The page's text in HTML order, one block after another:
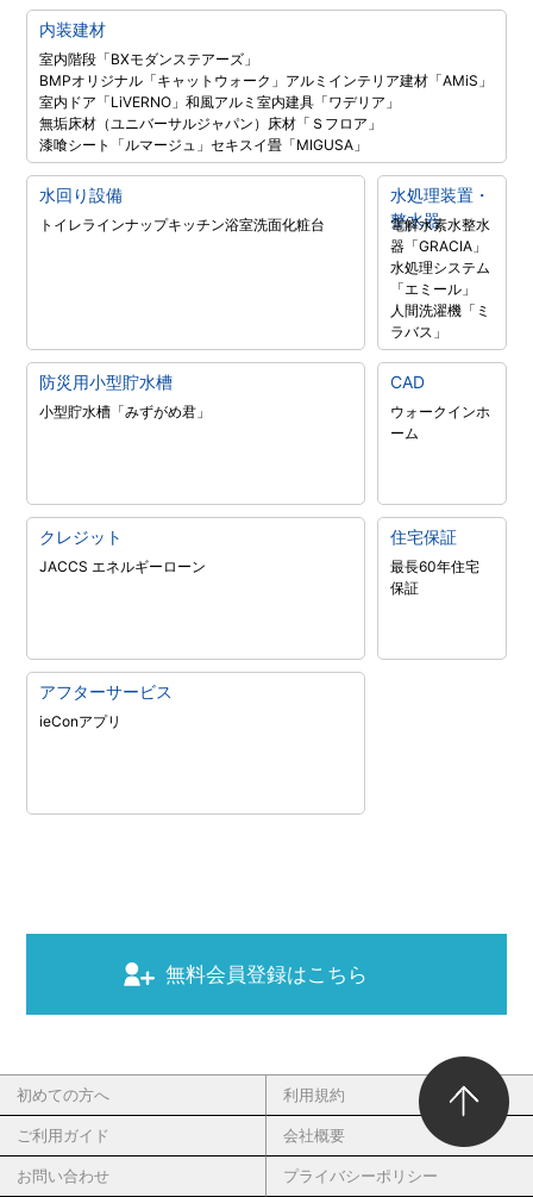
内装建材
室内階段「BXモダンステアーズ」
BMPオリジナル「キャットウォーク」 アルミインテリア建材「AMiS」
室内ドア「LiVERNO」和風アルミ室内建具「ワデリア」
無垢床材（ユニバーサルジャパン） 床材「Ｓフロア」
漆喰シート「ルマージュ」セキスイ畳「MIGUSA」
水回り設備
トイレラインナップキッチン浴室洗面化粧台
水処理装置・
整水器
電解水素水整水
器「GRACIA」
水処理システム
「エミール」
人間洗濯機「ミ
ラバス」
防災用小型貯水槽
小型貯水槽「みずがめ君」
CAD
ウォークインホ
ーム
クレジット
JACCS エネルギーローン
住宅保証
最長60年住宅
保証
アフターサービス
ieConアプリ
無料会員登録はこちら
初めての方へ 利用規約
ご利用ガイド 会社概要
お問い合わせ プライバシーポリシー